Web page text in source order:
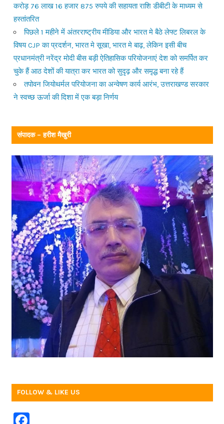
करोड़ 76 लाख 16 हजार 875 रुपये की सहायता राशि डीबीटी के माध्यम से
हस्तांतरित
पिछले 1 महीने में अंतरराष्ट्रीय मीडिया और भारत मे बैठे लेफ्ट लिबरल के
विषय CJP का प्रदर्शन, भारत मे सूखा, भारत मे बाढ़, लेकिन इसी बीच
प्रधानमंत्री नरेंद्र मोदी बीस बड़ी ऐतिहासिक परियोजनाएं देश को समर्पित कर
चुके हैं आठ देशों की यात्रा कर भारत को सुदृढ़ और समृद्ध बना रहे हैं
तपोवन जियोथर्मल परियोजना का अन्वेषण कार्य आरंभ, उत्तराखण्ड सरकार
ने स्वच्छ ऊर्जा की दिशा में एक बड़ा निर्णय
संपादक – हरीश मैखुरी
FOLLOW & LIKE US